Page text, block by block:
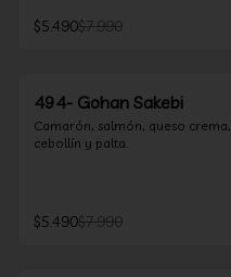
$5.490$7.990
494- Gohan Sakebi
Camarón, salmón, queso crema,
cebollín y palta.
$5.490$7.990